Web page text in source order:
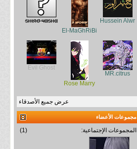
Hussein Alwr
El-MaGhRiBi
ѕнιяσ чαѕнα
MR.citrus
Rose Marry
Evil Ghost
عرض جميع الأصدقاء
مجموعات الأعضاء
(1) المجموعات الإجتماعية: